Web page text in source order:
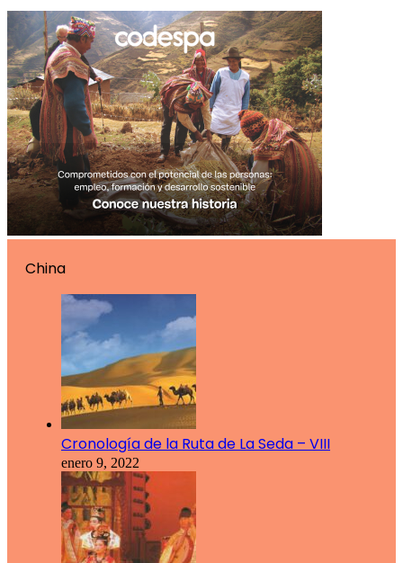
China
Cronología de la Ruta de La Seda – VIII
enero 9, 2022